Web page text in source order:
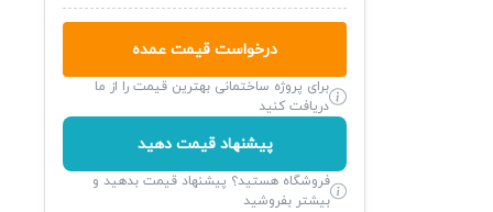
درخواست قیمت عمده
برای پروژه ساختمانی بهترین قیمت را از ما
دریافت کنید
پیشنهاد قیمت دهید
فروشگاه هستید؟ پیشنهاد قیمت بدهید و
بیشتر بفروشید